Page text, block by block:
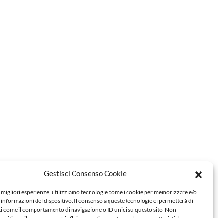
Gestisci Consenso Cookie
esperienze, utilizziamo tecnologie come i cookie per memorizzare e/o
informazioni del dispositivo. Il consenso a queste tecnologie ci permetterà di
come il comportamento di navigazione o ID unici su questo sito. Non